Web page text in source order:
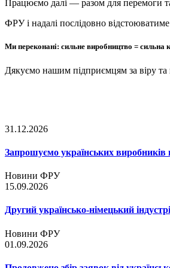
Працюємо далі — разом для перемоги
ФРУ і надалі послідовно
Ми переконані: сильне виробництво = сильна
Дякуємо нашим підприємцям за віру
31.12.2026
Запрошуємо українських виробників
Новини ФРУ
15.09.2026
Другий українсько-німецький
Новини ФРУ
01.09.2026